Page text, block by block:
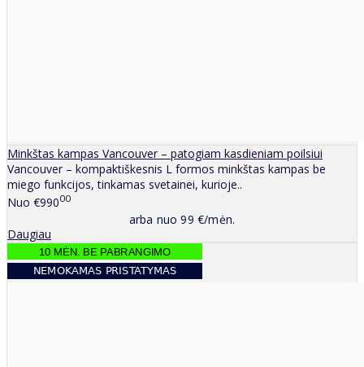
Minkštas kampas Vancouver – patogiam kasdieniam poilsiui
Vancouver – kompaktiškesnis L formos minkštas kampas be
miego funkcijos, tinkamas svetainei, kurioje..
Nuo €99000
arba nuo 99 €/mėn.
Daugiau